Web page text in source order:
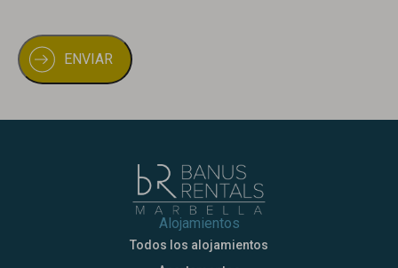
Alojamientos
Todos los alojamientos